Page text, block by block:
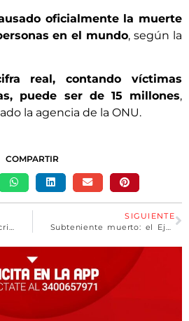
oficialmente la muerte
en el mundo, según la
real, contando víctimas
puede ser de 15 millones,
la agencia de la ONU.
COMPARTIR
Organizaciones sociales criticaron a dirigentes por «tergiversar las palabras de Cristina»
SIGUIENTE
Subteniente muerto: el Ejército presentó una denuncia judicial